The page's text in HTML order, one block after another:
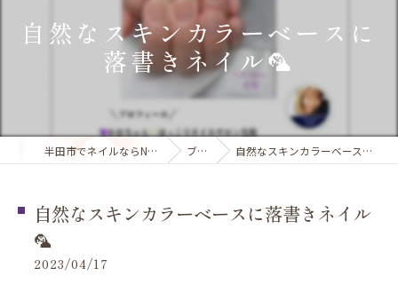
自然なスキンカラーベースに
落書きネイル🦜
半田市でネイルならNail Salon 花梨 ブログ 自然なスキンカラーベースに落書きネイル🦜
自然なスキンカラーベースに落書きネイル
🦜
2023/04/17